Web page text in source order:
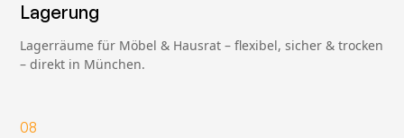
Lagerung
Lagerräume für Möbel & Hausrat – flexibel, sicher & trocken
– direkt in München.
08